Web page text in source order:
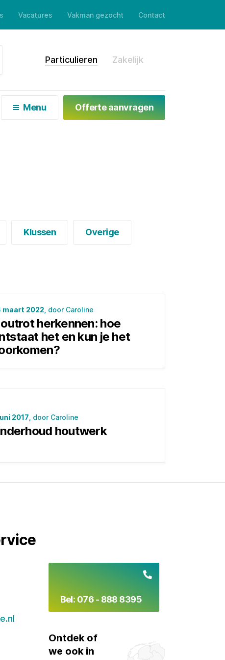
Vacatures Vakman gezocht Contact
Particulieren Zakelijk
Menu Offerte aanvragen
Klussen Overige
maart 2022 , door Caroline
herkennen: hoe
het en kun je het
2017 , door Caroline
houtwerk
Bel: 076 - 888 8395
Ontdek of
we ook in